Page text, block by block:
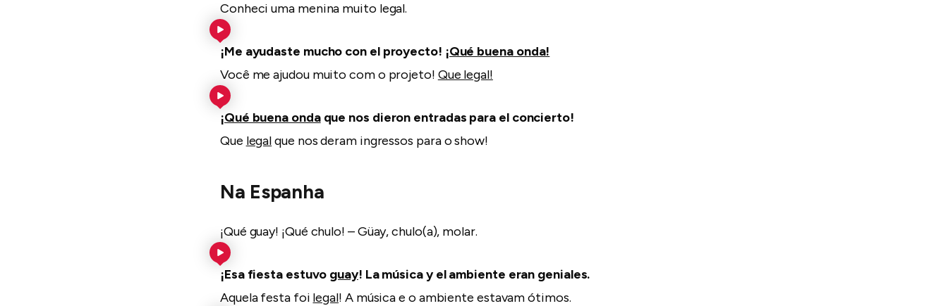
Conheci uma menina muito legal.
¡Me ayudaste mucho con el proyecto! ¡Qué buena onda!
Você me ajudou muito com o projeto! Que legal!
¡Qué buena ondaque nos dieron entradas para el concierto!
Que legalque nos deram ingressos para o show!
Na Espanha
¡Qué guay! ¡Qué chulo! – Güay, chulo(a), molar.
¡Esa fiesta estuvo guay! La música y el ambiente eran geniales.
Aquela festa foi legal! A música e o ambiente estavam ótimos.